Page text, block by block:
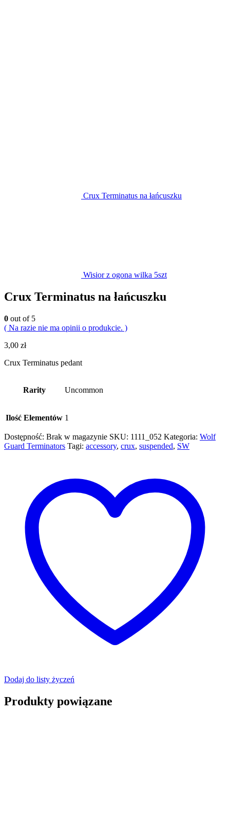
Crux Terminatus na łańcuszku
Wisior z ogona wilka 5szt
Crux Terminatus na łańcuszku
0 out of 5
( Na razie nie ma opinii o produkcie. )
3,00 zł
Crux Terminatus pedant
Rarity Uncommon
Ilość Elementów 1
Dostępność: Brak w magazynie SKU: 1111_052 Kategoria: Wolf
Guard Terminators Tagi: accessory, crux, suspended, SW
Dodaj do listy życzeń
Produkty powiązane